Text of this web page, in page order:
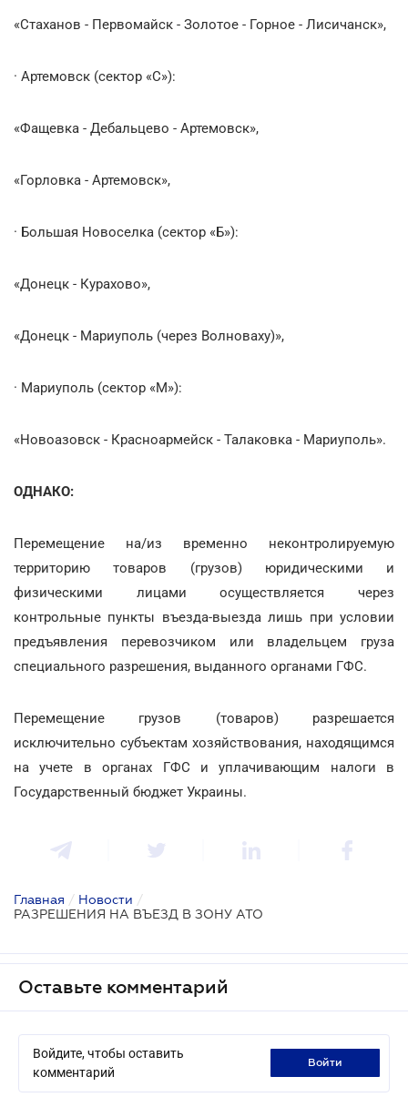
«Стаханов - Первомайск - Золотое - Горное - Лисичанск»,
· Артемовск (сектор «С»):
«Фащевка - Дебальцево - Артемовск»,
«Горловка - Артемовск»,
· Большая Новоселка (сектор «Б»):
«Донецк - Курахово»,
«Донецк - Мариуполь (через Волноваху)»,
· Мариуполь (сектор «М»):
«Новоазовск - Красноармейск - Талаковка - Мариуполь».
ОДНАКО:
Перемещение на/из временно неконтролируемую
территорию товаров (грузов) юридическими и
физическими лицами осуществляется через
контрольные пункты въезда-выезда лишь при условии
предъявления перевозчиком или владельцем груза
специального разрешения, выданного органами ГФС.
Перемещение грузов (товаров) разрешается
исключительно субъектам хозяйствования, находящимся
на учете в органах ГФС и уплачивающим налоги в
Государственный бюджет Украины.
Главная / Новости /
РАЗРЕШЕНИЯ НА ВЪЕЗД В ЗОНУ АТО
Оставьте комментарий
Войдите, чтобы оставить
комментарий
войти